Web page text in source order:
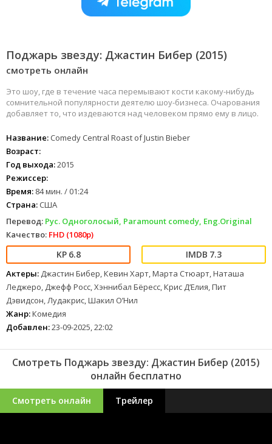
Поджарь звезду: Джастин Бибер (2015)
смотреть онлайн
Это шоу, где в течение часа перемывают кости какому-нибудь
сомнительной популярности деятелю шоу-бизнеса. Очарования
добавляет то, что издеваются над человеком прямо ему в лицо.
Название: Comedy Central Roast of Justin Bieber
Возраст:
Год выхода:2015
Режиссер:
Время: 84 мин. / 01:24
Страна: США
Перевод: Рус. Одноголосый, Paramount comedy, Eng.Original
Качество: FHD (1080p)
6.8 7.3
Актеры: Джастин Бибер, Кевин Харт, Марта Стюарт, Наташа
Леджеро, Джефф Росс, Хэннибал Бёресс, Крис Д’Елия, Пит
Дэвидсон, Лудакрис, Шакил О’Нил
Жанр:Комедия
Добавлен:23-09-2025, 22:02
Смотреть Поджарь звезду: Джастин Бибер (2015)
онлайн бесплатно
Смотреть онлайн Трейлер